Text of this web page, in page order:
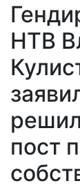
НТВ
пост